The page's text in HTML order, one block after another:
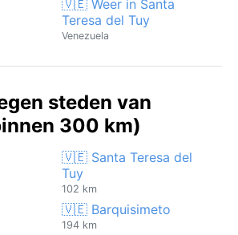
🇻🇪 Weer in Santa
Teresa del Tuy
Venezuela
steden van
300 km)
🇻🇪 Santa Teresa del
Tuy
102 km
🇻🇪 Barquisimeto
194 km